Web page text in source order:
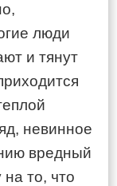
люди
и тянут
невинное
вредный
на то, что